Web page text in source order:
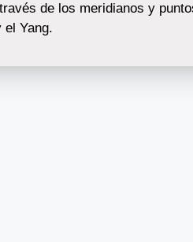
de los meridianos y
el Yang.